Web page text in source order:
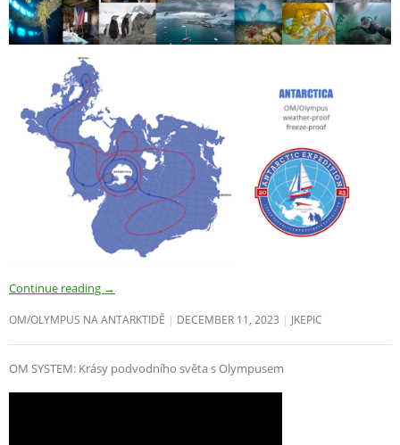
Continue reading →
OM/OLYMPUS NA ANTARKTIDĚ DECEMBER 11, 2023 JKEPIC
OM SYSTEM: Krásy podvodního světa s Olympusem